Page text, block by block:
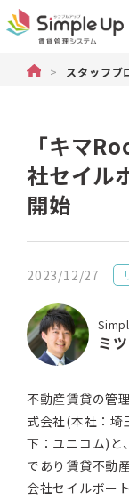
不動産管理の
> スタッフブ
「キマ
社セイル
開始
2023/12/27
ミ
不動産賃貸の管
式会社(本社：埼
下：ユニコム)と
であり賃貸不動
会社セイルボー